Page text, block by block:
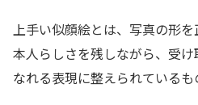
上手い似顔絵とは、写真の形を
本人らしさを残しながら、受
なれる表現に整えられているも